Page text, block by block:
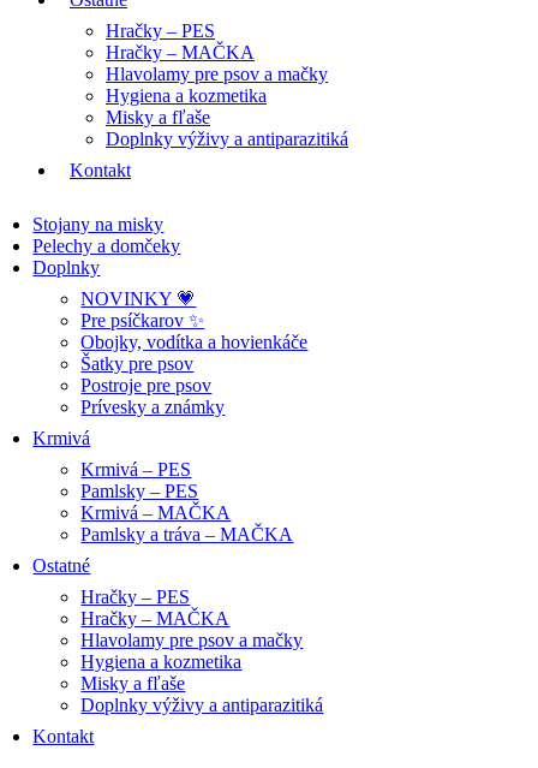
Hračky – PES
Hračky – MAČKA
Hlavolamy pre psov a mačky
Hygiena a kozmetika
Misky a fľaše
Doplnky výživy a antiparazitiká
Kontakt
Stojany na misky
Pelechy a domčeky
Doplnky
NOVINKY 💗
Pre psíčkarov ✨
Obojky, vodítka a hovienkáče
Šatky pre psov
Postroje pre psov
Prívesky a známky
Krmivá
Krmivá – PES
Pamlsky – PES
Krmivá – MAČKA
Pamlsky a tráva – MAČKA
Ostatné
Hračky – PES
Hračky – MAČKA
Hlavolamy pre psov a mačky
Hygiena a kozmetika
Misky a fľaše
Doplnky výživy a antiparazitiká
Kontakt